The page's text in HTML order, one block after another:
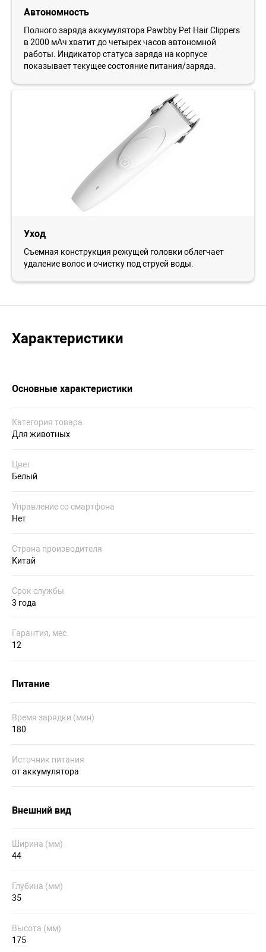
Автономность
Полного заряда аккумулятора Pawbby Pet Hair Clippers
в 2000 мАч хватит до четырех часов автономной
работы. Индикатор статуса заряда на корпусе
показывает текущее состояние питания/заряда.
Уход
Съемная конструкция режущей головки облегчает
удаление волос и очистку под струей воды.
Характеристики
Основные характеристики
Категория товара
Для животных
Цвет
Белый
Управление со смартфона
Нет
Страна производителя
Китай
Срок службы
3 года
Гарантия, мес.
12
Питание
Время зарядки (мин)
180
Источник питания
от аккумулятора
Внешний вид
Ширина (мм)
44
Глубина (мм)
35
Высота (мм)
175